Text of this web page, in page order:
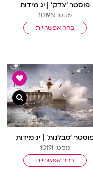
פוסטר ‘צדק’ | יג מידות
מקט: 1019N
בחר אפשרויות
‘סבלנות’ | יג מידות
מקט: 1019I
בחר אפשרויות